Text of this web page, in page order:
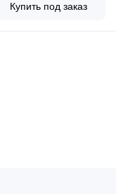
Купить под заказ